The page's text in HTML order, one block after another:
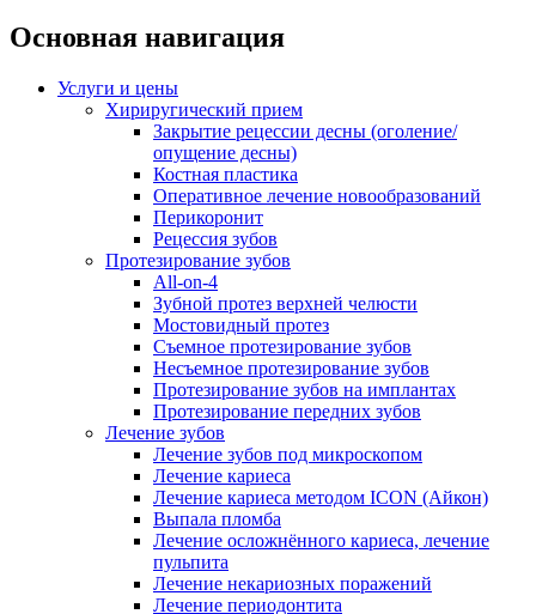
Основная навигация
Услуги и цены
Хириругический прием
Закрытие рецессии десны (оголение/
опущение десны)
Костная пластика
Оперативное лечение новообразований
Перикоронит
Рецессия зубов
Протезирование зубов
All-on-4
Зубной протез верхней челюсти
Мостовидный протез
Съемное протезирование зубов
Несъемное протезирование зубов
Протезирование зубов на имплантах
Протезирование передних зубов
Лечение зубов
Лечение зубов под микроскопом
Лечение кариеса
Лечение кариеса методом ICON (Айкон)
Выпала пломба
Лечение осложнённого кариеса, лечение
пульпита
Лечение некариозных поражений
Лечение периодонтита